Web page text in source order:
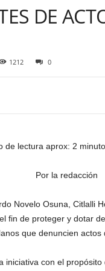
DE
1212 0
de lectura aprox: 2
Por la redacción
Novelo Osuna, Citlalli
fin de proteger y dotar
que denuncien actos
iniciativa con el